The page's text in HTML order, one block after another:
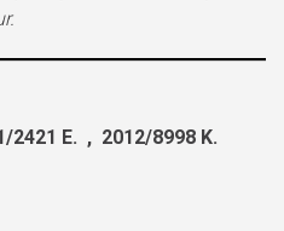
E. , 2012/8998 K.